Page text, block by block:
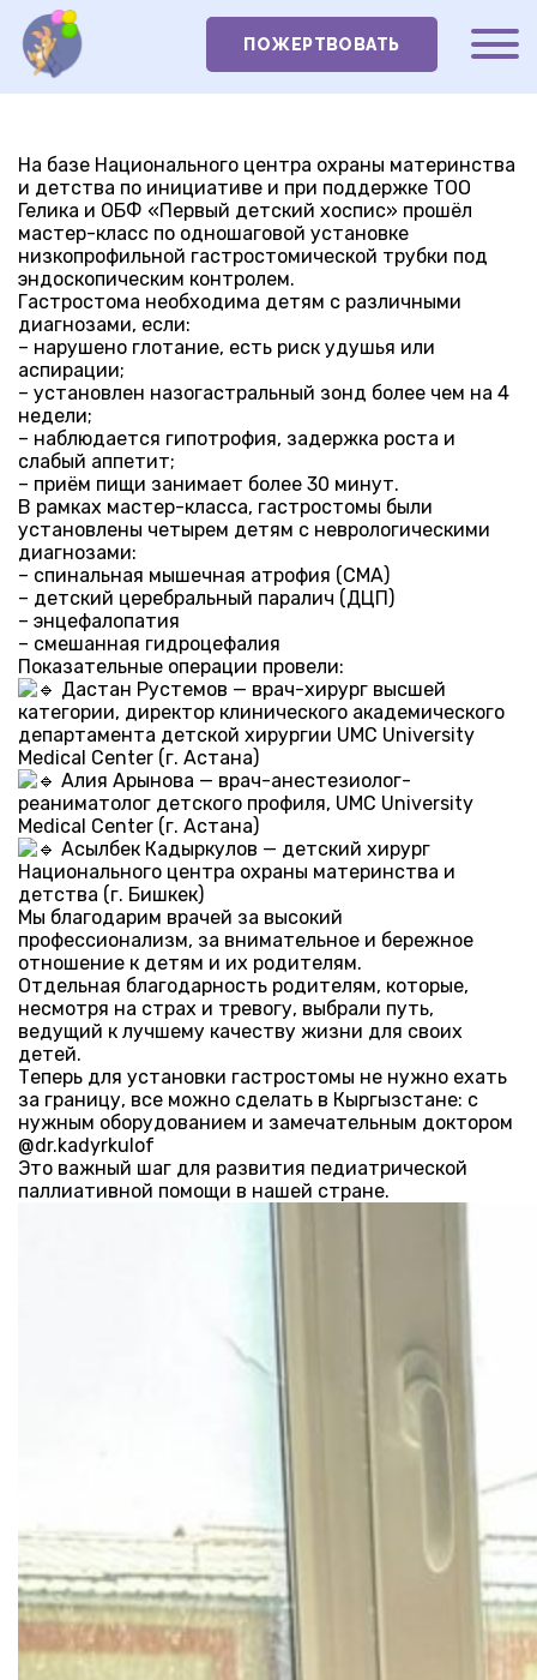
ПОЖЕРТВОВАТЬ
На базе Национального центра охраны материнства
и детства по инициативе и при поддержке ТОО
Гелика и ОБФ «Первый детский хоспис» прошёл
мастер-класс по одношаговой установке
низкопрофильной гастростомической трубки под
эндоскопическим контролем.
Гастростома необходима детям с различными
диагнозами, если:
– нарушено глотание, есть риск удушья или
аспирации;
– установлен назогастральный зонд более чем на 4
недели;
– наблюдается гипотрофия, задержка роста и
слабый аппетит;
– приём пищи занимает более 30 минут.
В рамках мастер-класса, гастростомы были
установлены четырем детям с неврологическими
диагнозами:
– спинальная мышечная атрофия (СМА)
– детский церебральный паралич (ДЦП)
– энцефалопатия
– смешанная гидроцефалия
Показательные операции провели:
Дастан Рустемов — врач-хирург высшей
категории, директор клинического академического
департамента детской хирургии UMC University
Medical Center (г. Астана)
Алия Арынова — врач-анестезиолог-
реаниматолог детского профиля, UMC University
Medical Center (г. Астана)
Асылбек Кадыркулов — детский хирург
Национального центра охраны материнства и
детства (г. Бишкек)
Мы благодарим врачей за высокий
профессионализм, за внимательное и бережное
отношение к детям и их родителям.
Отдельная благодарность родителям, которые,
несмотря на страх и тревогу, выбрали путь,
ведущий к лучшему качеству жизни для своих
детей.
Теперь для установки гастростомы не нужно ехать
за границу, все можно сделать в Кыргызстане: с
нужным оборудованием и замечательным доктором
@dr.kadyrkulof
Это важный шаг для развития педиатрической
паллиативной помощи в нашей стране.